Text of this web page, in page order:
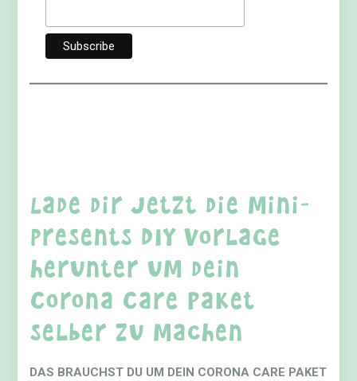
Lade dir jetzt die mini-
presents DIY Vorlage
herunter um dein
Corona Care Paket
selber zu machen
DAS BRAUCHST DU UM DEIN CORONA CARE PAKET